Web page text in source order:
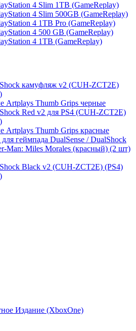
4 Slim 1TB (GameReplay)
4 Slim 500GB (GameReplay)
4 1TB Pro (GameReplay)
4 500 GB (GameReplay)
4 1TB (GameReplay)
камуфляж v2 (CUH-ZCT2E)
Artplays Thumb Grips черные
Red v2 для PS4 (CUH-ZCT2E)
Artplays Thumb Grips красные
геймпада DualSense / DualShock
Man: Miles Morales (красный) (2 шт)
Black v2 (CUH-ZCT2E) (PS4)
Издание (XboxOne)